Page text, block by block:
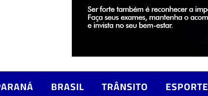
BRASIL TRÂNSITO ESPORTE